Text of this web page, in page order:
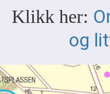
Klikk her:
og